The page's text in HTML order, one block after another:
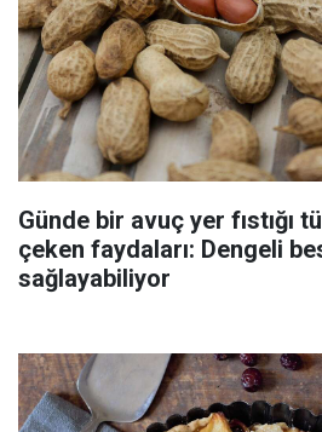
Günde bir avuç yer fıstığı
çeken faydaları: Dengeli
sağlayabiliyor